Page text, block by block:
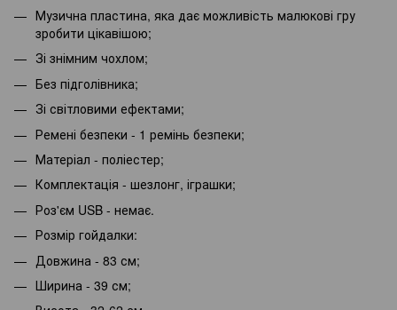
Музична пластина, яка дає можливість малюкові гру
зробити цікавішою;
Зі знімним чохлом;
Без підголівника;
Зі світловими ефектами;
Ремені безпеки - 1 ремінь безпеки;
Матеріал - поліестер;
Комплектація - шезлонг, іграшки;
Роз'єм USB - немає.
Розмір гойдалки:
Довжина - 83 см;
Ширина - 39 см;